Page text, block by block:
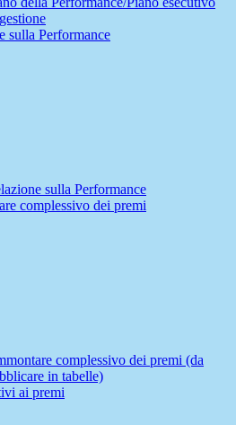
sulla Performance
sulla Performance
complessivo dei premi
complessivo dei premi (da
in tabelle)
ai premi